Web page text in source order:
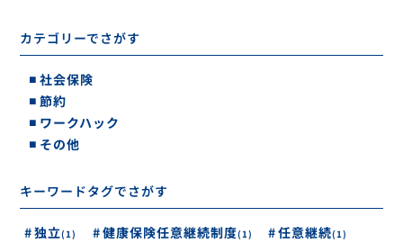
カテゴリーでさがす
社会保険
節約
ワークハック
その他
キーワードタグでさがす
独立(1) 健康保険任意継続制度(1) 任意継続(1)